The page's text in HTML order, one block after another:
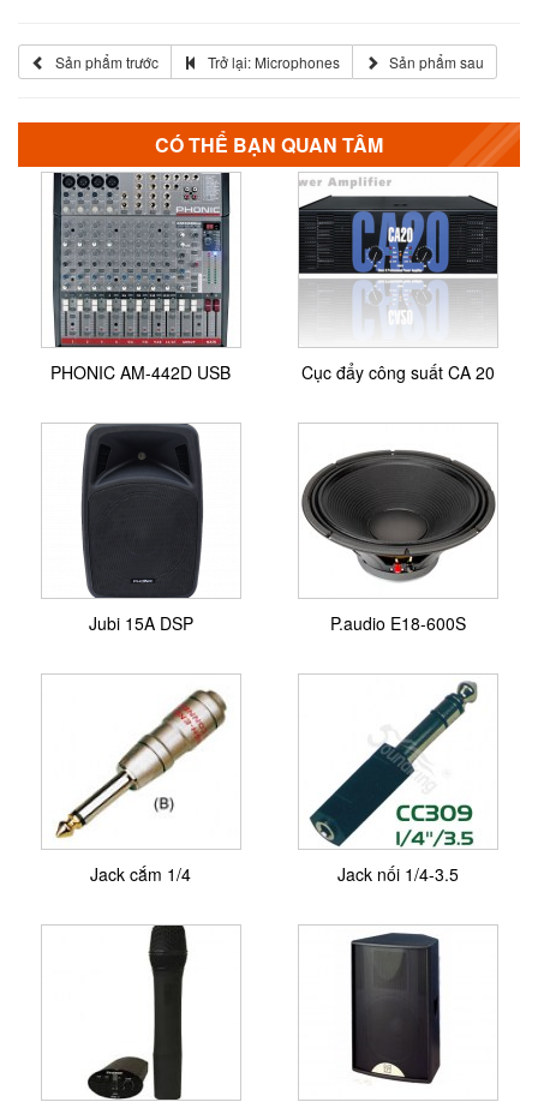
Sản phẩm trước Trở lại: Microphones Sản phẩm sau
CÓ THỂ BẠN QUAN TÂM
PHONIC AM-442D USB Cục đẩy công suất CA 20
Jubi 15A DSP P.audio E18-600S
Jack cắm 1/4 Jack nối 1/4-3.5